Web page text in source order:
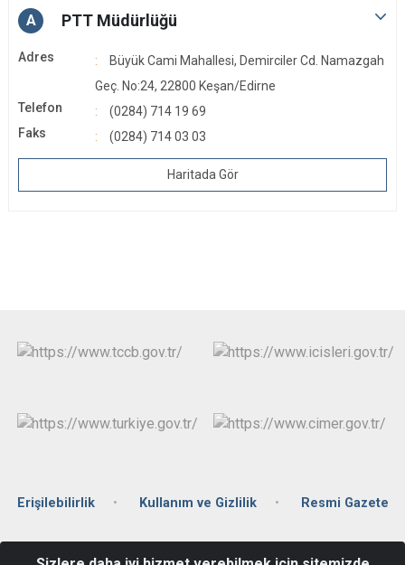
Lalapaşa
Meriç
Süloğlu
A PTT Müdürlüğü
Adres
Büyük Cami Mahallesi, Demirciler Cd. Namazgah
Geç. No:24, 22800 Keşan/Edirne
Telefon
(0284) 714 19 69
Faks
(0284) 714 03 03
Haritada Gör
Erişilebilirlik Kullanım ve Gizlilik Resmi Gazete